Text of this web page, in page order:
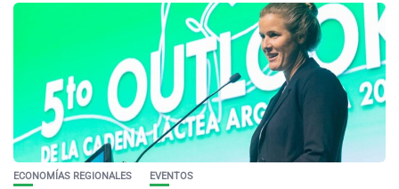
ECONOMÍAS REGIONALES EVENTOS